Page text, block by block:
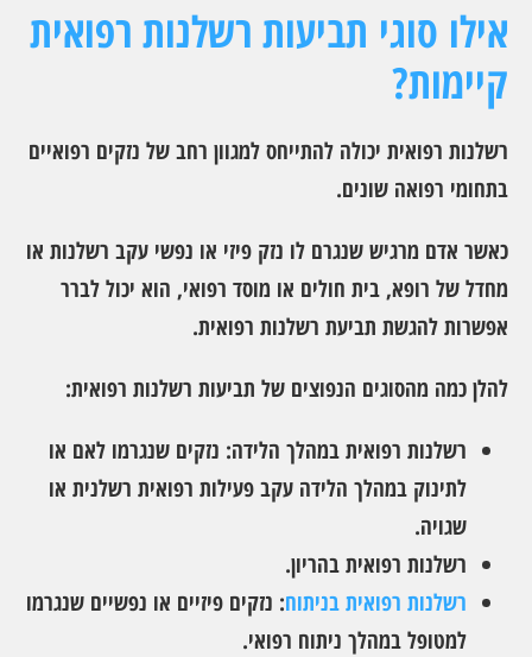
אילו סוגי תביעות רשלנות רפואית
קיימות?
רשלנות רפואית יכולה להתייחס למגוון רחב של נזקים רפואיים
בתחומי רפואה שונים.
כאשר אדם מרגיש שנגרם לו נזק פיזי או נפשי עקב רשלנות או
מחדל של רופא, בית חולים או מוסד רפואי, הוא יכול לברר
אפשרות להגשת תביעת רשלנות רפואית.
להלן כמה מהסוגים הנפוצים של תביעות רשלנות רפואית:
רשלנות רפואית במהלך הלידה: נזקים שנגרמו לאם או
לתינוק במהלך הלידה עקב פעילות רפואית רשלנית או
שגויה.
רשלנות רפואית בהריון.
רשלנות רפואית בניתוח: נזקים פיזיים או נפשיים שנגרמו
למטופל במהלך ניתוח רפואי.